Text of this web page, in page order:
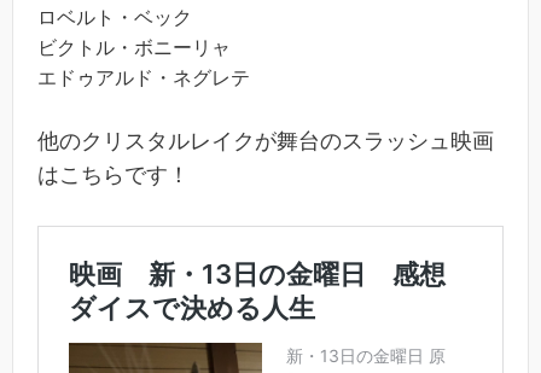
ロベルト・ベック
ビクトル・ボニーリャ
エドゥアルド・ネグレテ
他のクリスタルレイクが舞台のスラッシュ映画
はこちらです！